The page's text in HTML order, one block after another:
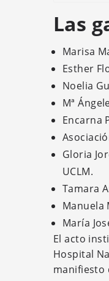
Las
Marisa
Esther
Noelia
Mª
Encarna
Gloria
UCLM.
Tamara
Manuela
María
El acto
Hospital
manifiesto